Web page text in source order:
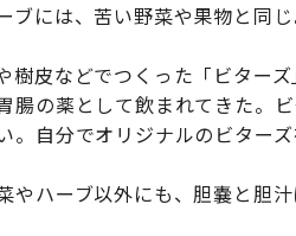
ブには、苦い野菜や果物と同
樹皮などでつくった「ビター
腸の薬として飲まれてきた。
。自分でオリジナルのビターズ
やハーブ以外にも、胆嚢と胆